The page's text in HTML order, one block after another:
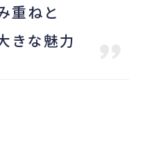
重ねと
きな魅力